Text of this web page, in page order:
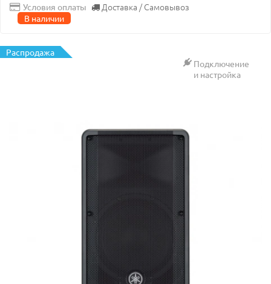
Условия оплаты Доставка / Самовывоз
В наличии
Распродажа
Подключение
и настройка